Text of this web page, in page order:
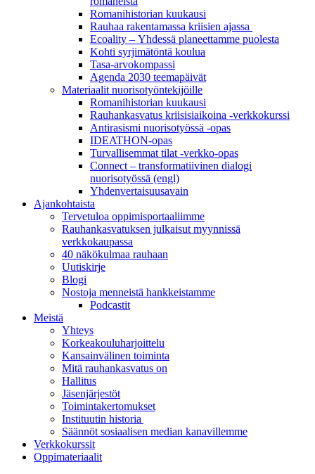
Romanihistorian kuukausi
Rauhaa rakentamassa kriisien ajassa
Ecoality – Yhdessä planeettamme puolesta
Kohti syrjimä­töntä koulua
Tasa-arvokompassi
Agenda 2030 teemapäivät
Materiaalit nuorisotyöntekijöille
Romanihistorian kuukausi
Rauhankasvatus kriisisiaikoina -verkkokurssi
Antirasismi nuorisotyössä -opas
IDEATHON-opas
Turvalli­semmat tilat -verkko-opas
Connect – transformatiivinen dialogi
nuorisotyössä (engl)
Yhdenvertai­suus­avain
Ajankohtaista
Tervetuloa oppimisportaaliimme
Rauhankasvatuksen julkaisut myynnissä
verkkokaupassa
40 näkökulmaa rauhaan
Uutiskirje
Blogi
Nostoja menneistä hankkeistamme
Podcastit
Meistä
Yhteys
Korkeakouluharjoittelu
Kansainvälinen toiminta
Mitä rauhankasvatus on
Hallitus
Jäsenjärjestöt
Toimintakertomukset
Instituutin historia
Säännöt sosiaalisen median kanavillemme
Verkkokurssit
Oppimateriaalit